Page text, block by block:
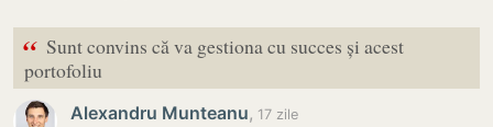
“ Sunt convins că va gestiona cu succes și acest
portofoliu
Alexandru Munteanu, 17 zile